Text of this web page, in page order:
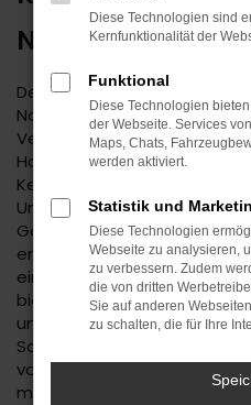
NAGOLD
Der Kia Picanto ist eine
Nagold. Bei diesem
Vernunftsargumente und
Hand und geben beide den
Kennzeichnend für den Kia
Unabhängig davon, ob Sie
Gebrauchtwagen und
entscheiden oder einen
ein rundum tadelloses
bieten Ihnen den Kia
und ermöglichen zudem
Sondermodelle. Wenn Sie
von Nagold und Umgebung
möchten, ist der Kia
Diese Technologien sind
Kernfunktionalität der
Funktional
Diese Technologien
der Webseite. Services
Maps, Chats,
werden aktiviert.
Statistik und
Diese Technologien
Webseite zu analysieren,
zu verbessern. Zudem
die von dritten
Sie auf anderen
zu schalten, die für Ihre